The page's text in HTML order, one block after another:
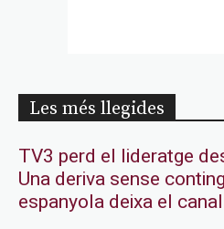
Les més llegides
TV3 perd el lideratge
Una deriva sense
espanyola deixa el